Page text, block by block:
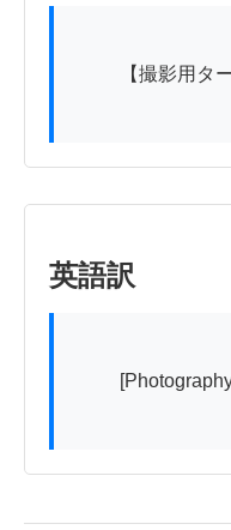
英語訳